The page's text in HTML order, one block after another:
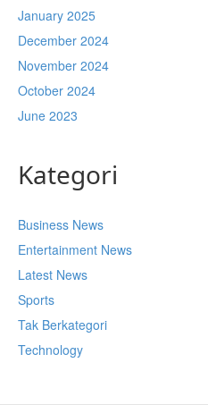
January 2025
December 2024
November 2024
October 2024
June 2023
Kategori
Business News
Entertainment News
Latest News
Sports
Tak Berkategori
Technology